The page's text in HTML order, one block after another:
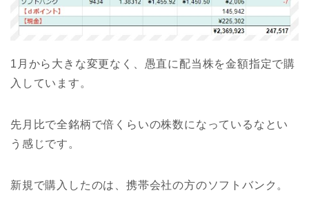
1月から大きな変更なく、愚直に配当株を金額指定で購
入しています。
先月比で全銘柄で倍くらいの株数になっているなとい
う感じです。
新規で購入したのは、携帯会社の方のソフトバンク。